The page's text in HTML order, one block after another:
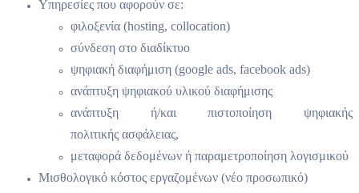
Υπηρεσίες που αφορούν σε:
φιλοξενία (hosting, collocation)
σύνδεση στο διαδίκτυο
ψηφιακή διαφήμιση (google ads, facebook ads)
ανάπτυξη ψηφιακού υλικού διαφήμισης
ανάπτυξη ή/και πιστοποίηση ψηφιακής
πολιτικής ασφάλειας,
μεταφορά δεδομένων ή παραμετροποίηση λογισμικού
Μισθολογικό κόστος εργαζομένων (νέο προσωπικό)